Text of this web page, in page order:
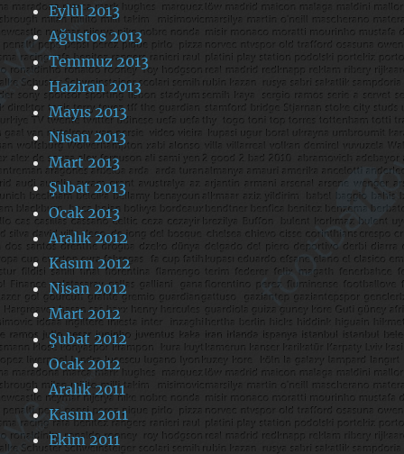
Eylül 2013
Ağustos 2013
Temmuz 2013
Haziran 2013
Mayıs 2013
Nisan 2013
Mart 2013
Şubat 2013
Ocak 2013
Aralık 2012
Kasım 2012
Nisan 2012
Mart 2012
Şubat 2012
Ocak 2012
Aralık 2011
Kasım 2011
Ekim 2011